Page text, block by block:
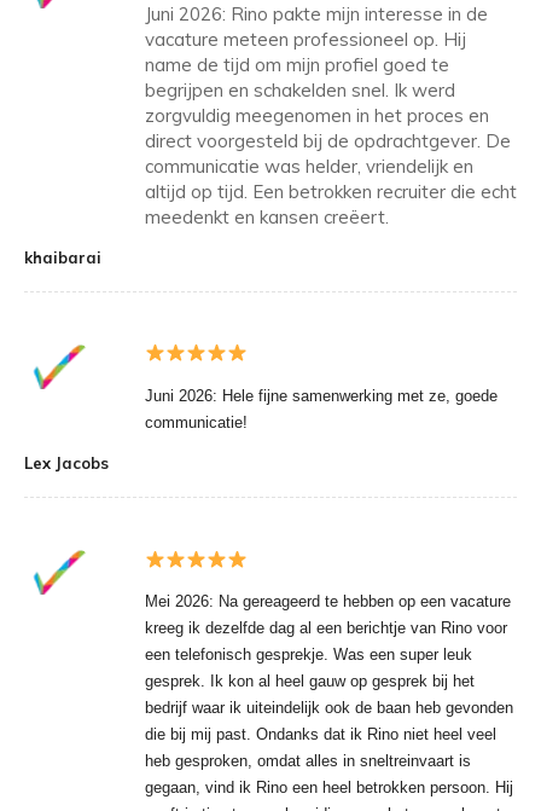
Juni 2026: Rino pakte mijn interesse in de
vacature meteen professioneel op. Hij
name de tijd om mijn profiel goed te
begrijpen en schakelden snel. Ik werd
zorgvuldig meegenomen in het proces en
direct voorgesteld bij de opdrachtgever. De
communicatie was helder, vriendelijk en
altijd op tijd. Een betrokken recruiter die echt
meedenkt en kansen creëert.
khaibarai
Juni 2026: Hele fijne samenwerking met ze, goede
communicatie!
Lex Jacobs
Mei 2026: Na gereageerd te hebben op een vacature
kreeg ik dezelfde dag al een berichtje van Rino voor
een telefonisch gesprekje. Was een super leuk
gesprek. Ik kon al heel gauw op gesprek bij het
bedrijf waar ik uiteindelijk ook de baan heb gevonden
die bij mij past. Ondanks dat ik Rino niet heel veel
heb gesproken, omdat alles in sneltreinvaart is
gegaan, vind ik Rino een heel betrokken persoon. Hij